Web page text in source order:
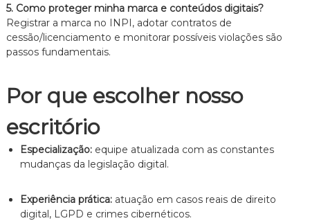
5. Como proteger minha marca e conteúdos digitais?
Registrar a marca no INPI, adotar contratos de
cessão/licenciamento e monitorar possíveis violações são
passos fundamentais.
Por que escolher nosso
escritório
Especialização:equipe atualizada com as constantes
mudanças da legislação digital.
Experiência prática:atuação em casos reais de direito
digital, LGPD e crimes cibernéticos.